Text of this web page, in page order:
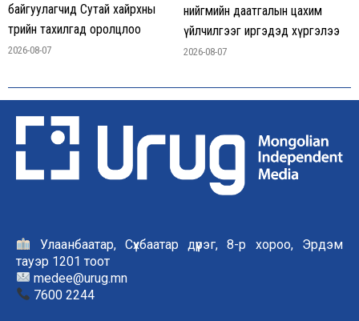
байгуулагчид Сутай хайрхны
төрийн тахилгад оролцлоо
2026-08-07
нийгмийн даатгалын цахим
үйлчилгээг иргэдэд хүргэлээ
2026-08-07
Улаанбаатар, Сүхбаатар дүүрэг, 8-р хороо, Эрдэм
тауэр 1201 тоот
medee@urug.mn
7600 2244